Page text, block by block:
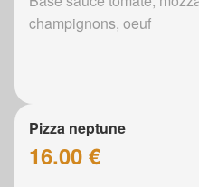
champignons, oeuf
Pizza neptune
16.00 €